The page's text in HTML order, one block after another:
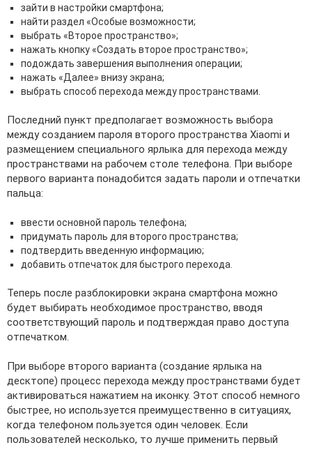
зайти в настройки смартфона;
найти раздел «Особые возможности;
выбрать «Второе пространство»;
нажать кнопку «Создать второе пространство»;
подождать завершения выполнения операции;
нажать «Далее» внизу экрана;
выбрать способ перехода между пространствами.
Последний пункт предполагает возможность выбора
между созданием пароля второго пространства Xiaomi и
размещением специального ярлыка для перехода между
пространствами на рабочем столе телефона. При выборе
первого варианта понадобится задать пароли и отпечатки
пальца:
ввести основной пароль телефона;
придумать пароль для второго пространства;
подтвердить введенную информацию;
добавить отпечаток для быстрого перехода.
Теперь после разблокировки экрана смартфона можно
будет выбирать необходимое пространство, вводя
соответствующий пароль и подтверждая право доступа
отпечатком.
При выборе второго варианта (создание ярлыка на
десктопе) процесс перехода между пространствами будет
активироваться нажатием на иконку. Этот способ немного
быстрее, но используется преимущественно в ситуациях,
когда телефоном пользуется один человек. Если
пользователей несколько, то лучше применить первый